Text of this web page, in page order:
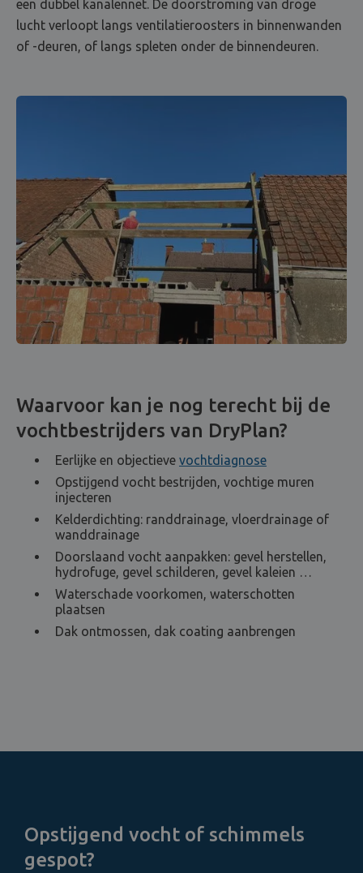
een dubbel kanalennet. De doorstroming van droge
lucht verloopt langs ventilatieroosters in binnenwanden
of -deuren, of langs spleten onder de binnendeuren.
Waarvoor kan je nog terecht bij de
vochtbestrijders van DryPlan?
Eerlijke en objectieve vochtdiagnose
Opstijgend vocht bestrijden, vochtige muren
injecteren
Kelderdichting: randdrainage, vloerdrainage of
wanddrainage
Doorslaand vocht aanpakken: gevel herstellen,
hydrofuge, gevel schilderen, gevel kaleien …
Waterschade voorkomen, waterschotten
plaatsen
Dak ontmossen, dak coating aanbrengen
Opstijgend vocht of schimmels
gespot?